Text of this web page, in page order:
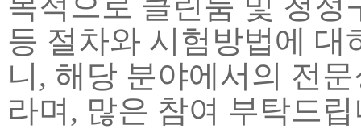
등 절차와 시험방법에
니 , 해당 분야에서의 전
라며, 많은 참여 부탁드